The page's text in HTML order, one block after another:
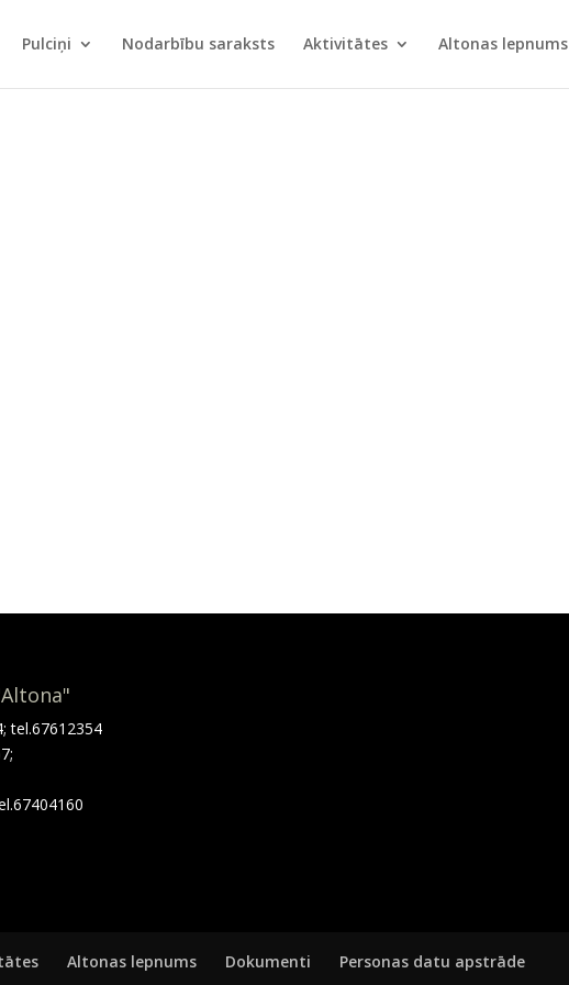
Pulciņi Nodarbību saraksts Aktivitātes Altonas lepnums
tel.67612354
Altonas lepnums Dokumenti Personas datu apstrāde